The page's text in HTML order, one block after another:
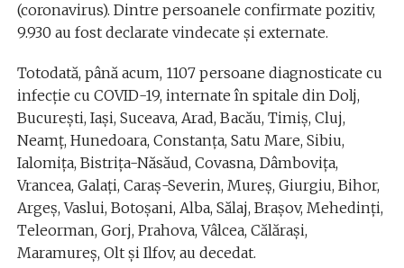
(coronavirus). Dintre persoanele confirmate pozitiv,
9.930 au fost declarate vindecate și externate.
Totodată, până acum, 1107 persoane diagnosticate cu
infecție cu COVID-19, internate în spitale din Dolj,
București, Iași, Suceava, Arad, Bacău, Timiș, Cluj,
Neamț, Hunedoara, Constanța, Satu Mare, Sibiu,
Ialomița, Bistrița-Năsăud, Covasna, Dâmbovița,
Vrancea, Galați, Caraș-Severin, Mureș, Giurgiu, Bihor,
Argeș, Vaslui, Botoșani, Alba, Sălaj, Brașov, Mehedinți,
Teleorman, Gorj, Prahova, Vâlcea, Călărași,
Maramureș, Olt și Ilfov, au decedat.